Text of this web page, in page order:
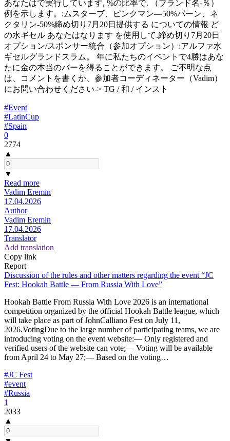
あなたはで実行しています, %の比率で. （ブランド名-％）
例を示します。:ムスターブ、ピンクマン—50%バーン、ネ
クタリン-50%締め切り7月20日提供する についての情報 ど
の水ギセル あなたはなります を使用して.締め切り7月20日
オプション/スポンサー統合（参加オプション）:アルファ水
ギセルグランドスラム。 年に私たちのイベントで4勝はあな
たに金の本当のバーを得ることができます。 ご不明な点
は、コメントを書くか、参加者コーディネーター（Vadim）
にお問い合わせください-> TG / 和 / インスト
#Event
#LatinCup
#Spain
0
2774
▲
▼
Read more
Vadim Eremin
17.04.2026
Author
Vadim Eremin
17.04.2026
Translator
Add translation
Copy link
Report
Discussion of the rules and other matters regarding the event “JC
Fest: Hookah Battle — From Russia With Love”
Hookah Battle From Russia With Love 2026 is an international
competition organized by the official Hookah Battle league, which
will take place as part of JohnCalliano Fest on July 11,
2026.VotingDue to the large number of participating teams, we are
introducing voting on the event website:— Only registered and
verified users of the website can vote;— Voting will be available
from April 24 to May 27;— Based on the voting…
#JC Fest
#event
#Russia
1
2033
▲